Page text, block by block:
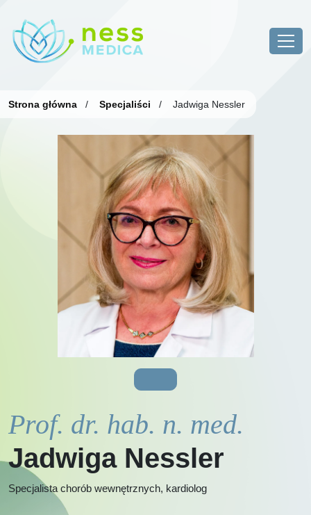
Strona główna / Specjaliści / Jadwiga Nessler
Prof. dr. hab. n. med.
Jadwiga Nessler
Specjalista chorób wewnętrznych, kardiolog